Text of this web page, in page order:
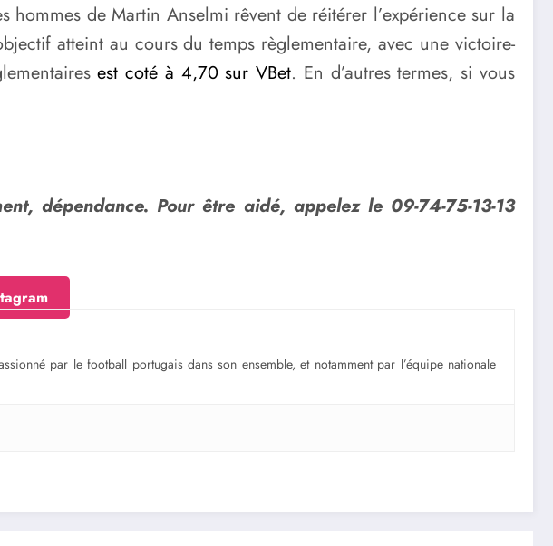
de Martin Anselmi rêvent de réitérer l’expérience sur la
atteint au cours du temps règlementaire, avec une victoire-
est coté à 4,70 sur VBet. En d’autres termes, si vous
dépendance. Pour être aidé, appelez le 09-74-75-13-13
par le football portugais dans son ensemble, et notamment par l’équipe nationale